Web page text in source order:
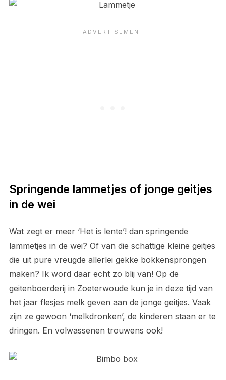
Springende lammetjes of jonge geitjes
in de wei
Wat zegt er meer ‘Het is lente’! dan springende
lammetjes in de wei? Of van die schattige kleine geitjes
die uit pure vreugde allerlei gekke bokkensprongen
maken? Ik word daar echt zo blij van! Op de
geitenboerderij in Zoeterwoude kun je in deze tijd van
het jaar flesjes melk geven aan de jonge geitjes. Vaak
zijn ze gewoon ‘melkdronken’, de kinderen staan er te
dringen. En volwassenen trouwens ook!